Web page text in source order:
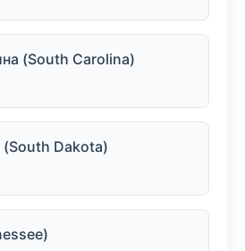
(South Carolina)
Dakota)